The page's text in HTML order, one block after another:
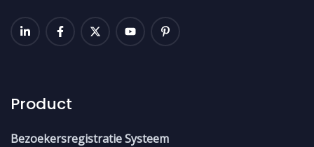
Product
Bezoekersregistratie Systeem